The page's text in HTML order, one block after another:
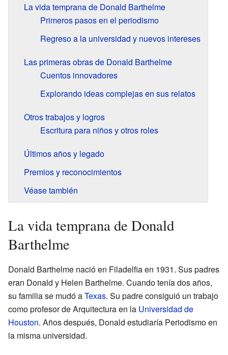
La vida temprana de Donald Barthelme
Primeros pasos en el periodismo
Regreso a la universidad y nuevos intereses
Las primeras obras de Donald Barthelme
Cuentos innovadores
Explorando ideas complejas en sus relatos
Otros trabajos y logros
Escritura para niños y otros roles
Últimos años y legado
Premios y reconocimientos
Véase también
La vida temprana de Donald
Barthelme
Donald Barthelme nació en Filadelfia en 1931. Sus padres
eran Donald y Helen Barthelme. Cuando tenía dos años,
su familia se mudó aTexas. Su padre consiguió un trabajo
como profesor de Arquitectura en la Universidad de
Houston. Años después, Donald estudiaría Periodismo en
la misma universidad.